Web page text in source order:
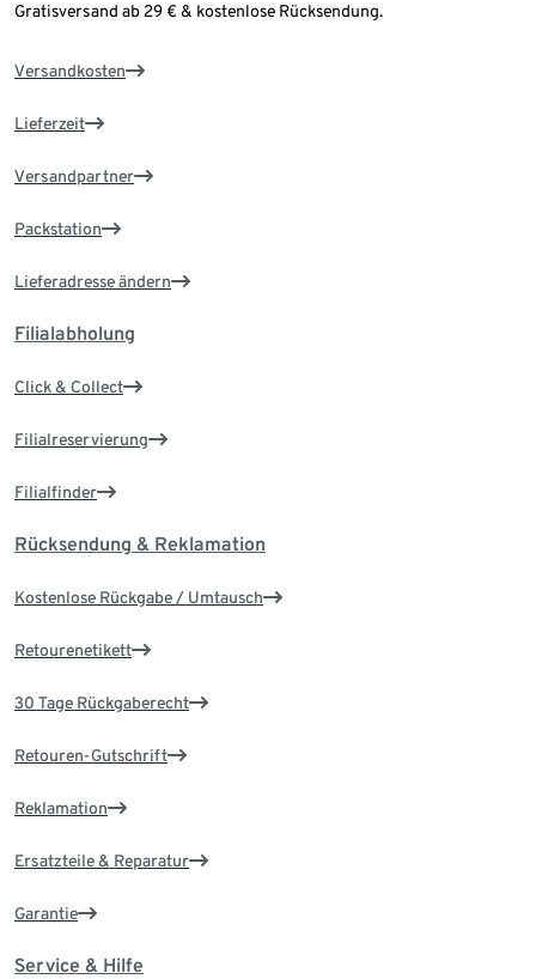
Gratisversand ab 29 € & kostenlose Rücksendung.
Versandkosten
Lieferzeit
Versandpartner
Packstation
Lieferadresse ändern
Filialabholung
Click & Collect
Filialreservierung
Filialfinder
Rücksendung & Reklamation
Kostenlose Rückgabe / Umtausch
Retourenetikett
30 Tage Rückgaberecht
Retouren-Gutschrift
Reklamation
Ersatzteile & Reparatur
Garantie
Service & Hilfe